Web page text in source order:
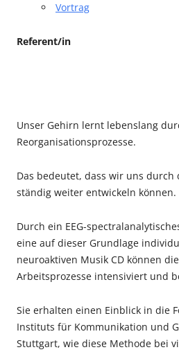
Vortrag
Referent/in
Unser Gehirn lernt lebenslang
Reorganisationsprozesse.
Das bedeutet, dass wir uns durch
ständig weiter entwickeln können.
Durch ein EEG-
eine auf dieser Grundlage
neuroaktiven Musik CD können
Arbeitsprozesse intensiviert und
Sie erhalten einen Einblick in die
Instituts für Kommunikation und
Stuttgart, wie diese Methode bei